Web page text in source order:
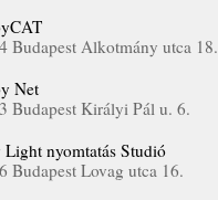
Budapest Alkotmány utca 18.
Net
Budapest Királyi Pál u. 6.
Light nyomtatás Studió
Budapest Lovag utca 16.